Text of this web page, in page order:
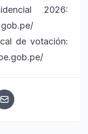
2026:
votación: